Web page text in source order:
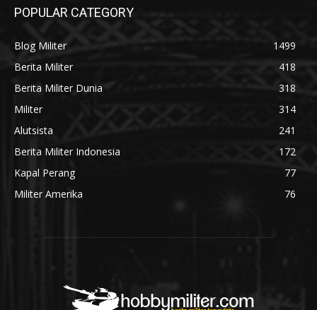
POPULAR CATEGORY
Blog Militer
1499
Berita Militer
418
Berita Militer Dunia
318
Militer
314
Alutsista
241
Berita Militer Indonesia
172
Kapal Perang
77
Militer Amerika
76